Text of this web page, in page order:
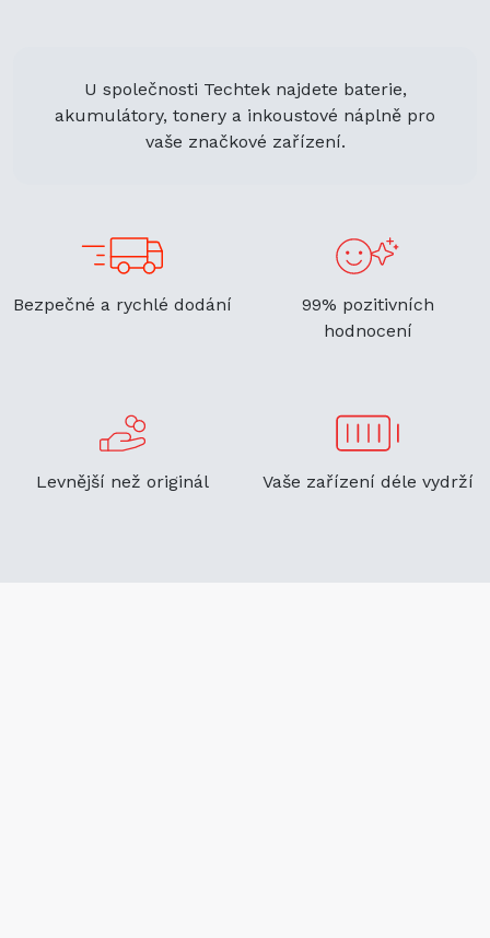
U společnosti Techtek najdete baterie,
akumulátory, tonery a inkoustové náplně pro
vaše značkové zařízení.
Bezpečné a rychlé dodání
99% pozitivních
hodnocení
Levnější než originál Vaše zařízení déle vydrží